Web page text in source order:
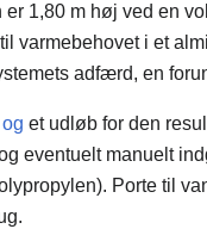
er 1,80 m høj ved en
varmebehovet i et
adfærd, en
og et udløb for den
eventuelt manuelt
Porte til